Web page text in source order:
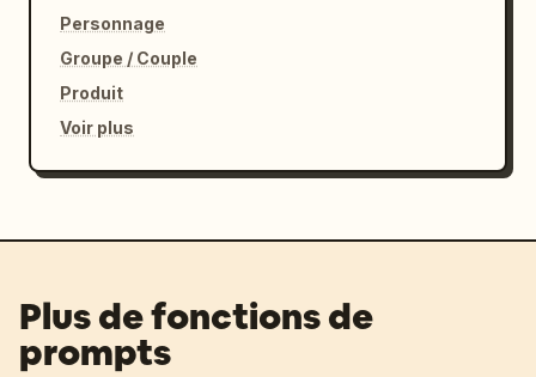
Personnage
Groupe / Couple
Produit
Voir plus
Plus de fonctions de
prompts